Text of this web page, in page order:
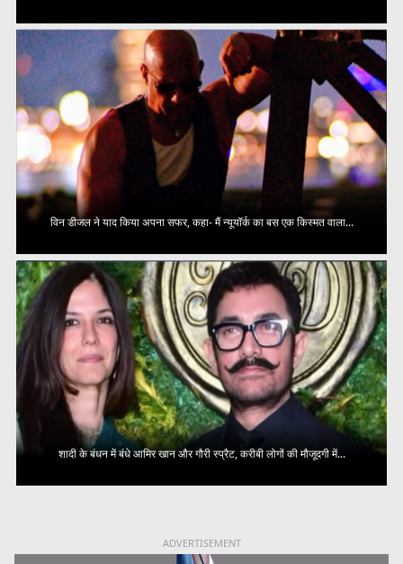
विन डीजल ने याद किया अपना सफर, कहा- मैं न्यूयॉर्क का बस एक किस्मत वाला...
शादी के बंधन में बंधे आमिर खान और गौरी स्प्रैट, करीबी लोगों की मौजूदगी में...
ADVERTISEMENT